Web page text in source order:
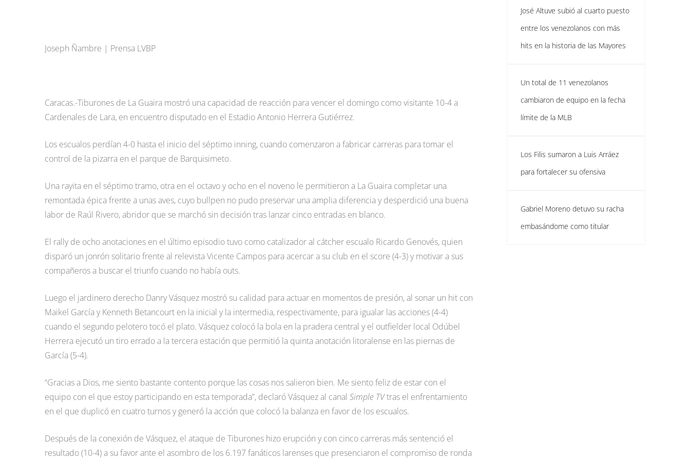
Joseph Ñambre | Prensa LVBP
Caracas.-Tiburones de La Guaira mostró una capacidad de reacción para vencer el domingo como visitante 10-4 a
Cardenales de Lara, en encuentro disputado en el Estadio Antonio Herrera Gutiérrez.
Los escualos perdían 4-0 hasta el inicio del séptimo inning, cuando comenzaron a fabricar carreras para tomar el
control de la pizarra en el parque de Barquisimeto.
Una rayita en el séptimo tramo, otra en el octavo y ocho en el noveno le permitieron a La Guaira completar una
remontada épica frente a unas aves, cuyo bullpen no pudo preservar una amplia diferencia y desperdició una buena
labor de Raúl Rivero, abridor que se marchó sin decisión tras lanzar cinco entradas en blanco.
El rally de ocho anotaciones en el último episodio tuvo como catalizador al cátcher escualo Ricardo Genovés, quien
disparó un jonrón solitario frente al relevista Vicente Campos para acercar a su club en el score (4-3) y motivar a sus
compañeros a buscar el triunfo cuando no había outs.
Luego el jardinero derecho Danry Vásquez mostró su calidad para actuar en momentos de presión, al sonar un hit con
Maikel García y Kenneth Betancourt en la inicial y la intermedia, respectivamente, para igualar las acciones (4-4)
cuando el segundo pelotero tocó el plato. Vásquez colocó la bola en la pradera central y el outfielder local Odúbel
Herrera ejecutó un tiro errado a la tercera estación que permitió la quinta anotación litoralense en las piernas de
García (5-4).
“Gracias a Dios, me siento bastante contento porque las cosas nos salieron bien. Me siento feliz de estar con el
equipo con el que estoy participando en esta temporada”, declaró Vásquez al canal Simple TVtras el enfrentamiento
en el que duplicó en cuatro turnos y generó la acción que colocó la balanza en favor de los escualos.
Después de la conexión de Vásquez, el ataque de Tiburones hizo erupción y con cinco carreras más sentenció el
resultado (10-4) a su favor ante el asombro de los 6.197 fanáticos larenses que presenciaron el compromiso de ronda
José Altuve subió al cuarto puesto
entre los venezolanos con más
hits en la historia de las Mayores
Un total de 11 venezolanos
cambiaron de equipo en la fecha
límite de la MLB
Los Filis sumaron a Luis Arráez
para fortalecer su ofensiva
Gabriel Moreno detuvo su racha
embasándome como titular